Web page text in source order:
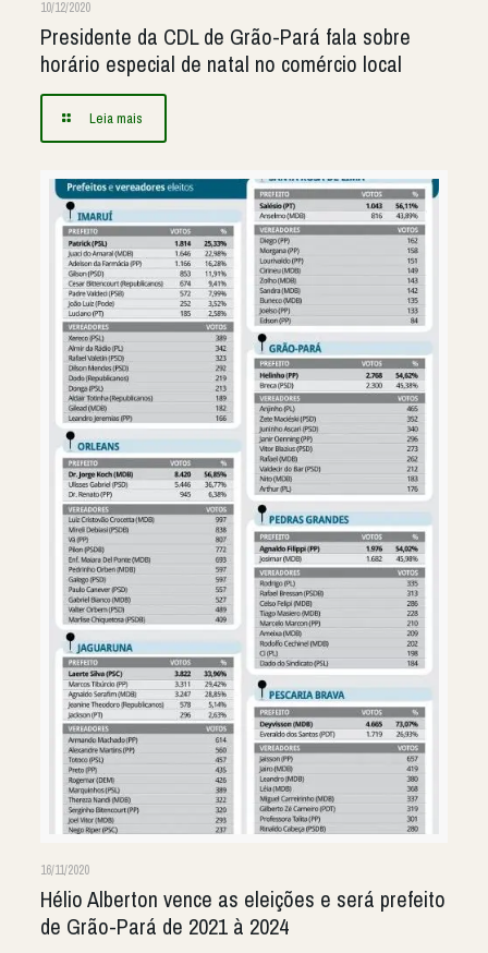
10/12/2020
Presidente da CDL de Grão-Pará fala sobre
horário especial de natal no comércio local
Leia mais
16/11/2020
Hélio Alberton vence as eleições e será prefeito
de Grão-Pará de 2021 à 2024